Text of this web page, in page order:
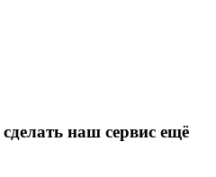
наш сервис ещё